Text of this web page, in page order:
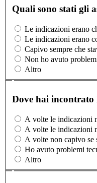
Quali sono stati gli
Le indicazioni erano
Le indicazioni erano
Capivo sempre che
Non ho avuto
Altro
Dove hai
A volte le indicazioni
A volte le indicazioni
A volte non capivo se
Ho avuto problemi
Altro